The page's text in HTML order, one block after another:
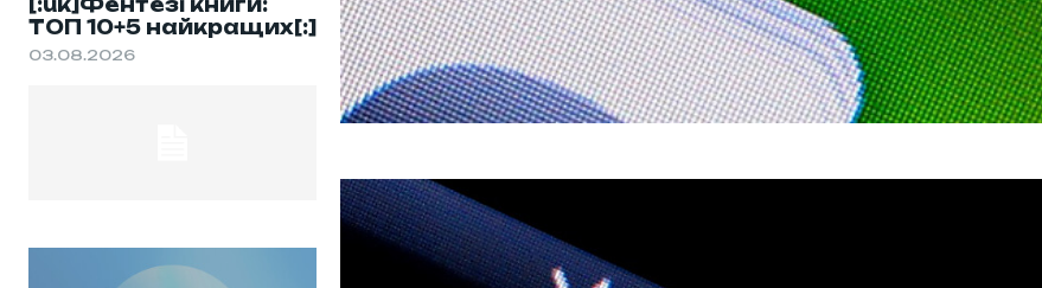
ТОП 10+5 найкращих[:]
03.08.2026